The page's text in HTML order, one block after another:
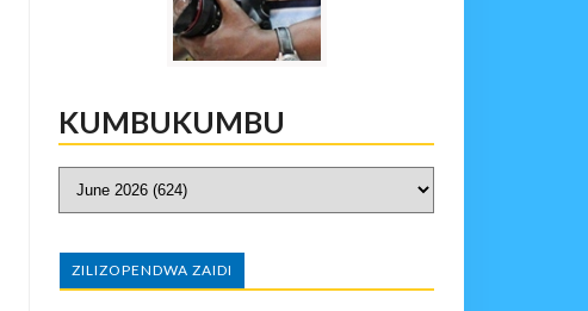
KUMBUKUMBU
ZILIZOPENDWA ZAIDI